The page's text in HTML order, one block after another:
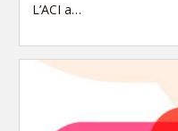
L’ACI a…